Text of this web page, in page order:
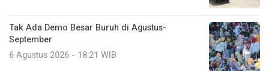
Tak Ada Demo Besar Buruh di Agustus-
September
6 Agustus 2026 - 18:21 WIB